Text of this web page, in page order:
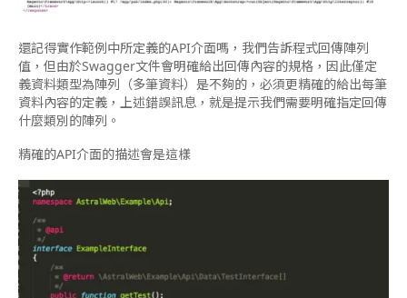
還記得實作範例中所定義的API介面嗎，我們告訴程式回傳陣列
值，但由於Swagger文件會明確給出回傳內容的規格，因此僅定
義資料類型為陣列（多筆資料）是不夠的，必須更精確的給出每筆
資料內容的定義，上述錯誤訊息，就是提示我們需要明確指定回傳
什麼類別的陣列。
精確的API介面的描述會是這樣